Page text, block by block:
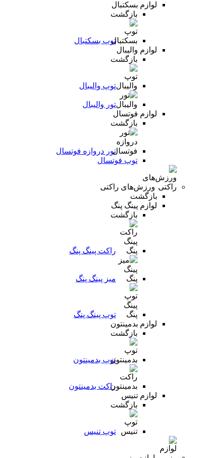
لوازم بسکتبال
بازگشت
توپ بسکتبال
لوازم والیبال
بازگشت
توپ والیبال
تور والیبال
لوازم فوتسال
بازگشت
تور دروازه فوتسال
توپ فوتسال
ورزش‌های راکتی
بازگشت
لوازم پینگ پنگ
بازگشت
راکت پینگ پنگ
میز پینگ پنگ
توپ پینگ پنگ
لوازم بدمینتون
بازگشت
توپ بدمینتون
راکت بدمینتون
لوازم تنیس
بازگشت
توپ تنیس